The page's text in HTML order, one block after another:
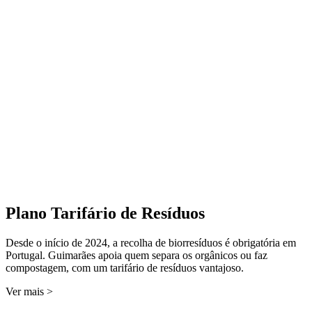
Plano Tarifário de Resíduos
Desde o início de 2024, a recolha de biorresíduos é obrigatória em
Portugal. Guimarães apoia quem separa os orgânicos ou faz
compostagem, com um tarifário de resíduos vantajoso.
Ver mais >